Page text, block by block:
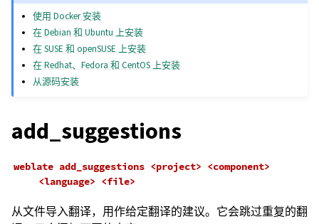
使用 Docker 安装
在 Debian 和 Ubuntu 上安装
在 SUSE 和 openSUSE 上安装
在 Redhat、Fedora 和 CentOS 上安装
从源码安装
add_suggestions
weblate add_suggestions <project> <component>
<language> <file>
从文件导入翻译，用作给定翻译的建议。它会跳过重复的翻